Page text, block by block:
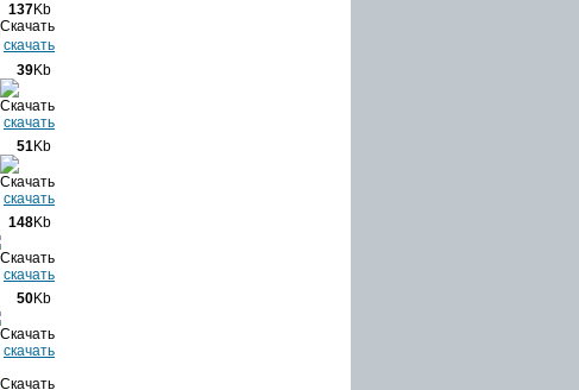
137Kb
скачать
39Kb
скачать
51Kb
скачать
148Kb
скачать
50Kb
скачать